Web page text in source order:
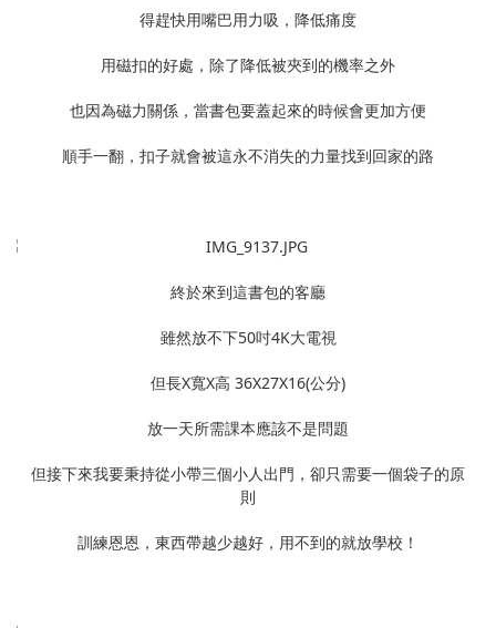
得趕快用嘴巴用力吸，降低痛度
用磁扣的好處，除了降低被夾到的機率之外
也因為磁力關係，當書包要蓋起來的時候會更加方便
順手一翻，扣子就會被這永不消失的力量找到回家的路
終於來到這書包的客廳
雖然放不下50吋4K大電視
但長X寬X高 36X27X16(公分)
放一天所需課本應該不是問題
但接下來我要秉持從小帶三個小人出門，卻只需要一個袋子的原
則
訓練恩恩，東西帶越少越好，用不到的就放學校！